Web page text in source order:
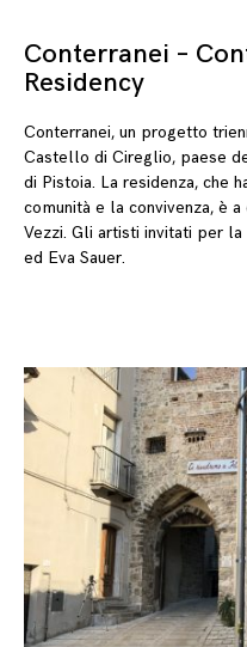
Conterranei –
Residency
Conterranei, un progetto
Castello di Cireglio, paese
di Pistoia. La residenza, che
comunità e la convivenza, è
Vezzi. Gli artisti invitati per la
ed Eva Sauer.